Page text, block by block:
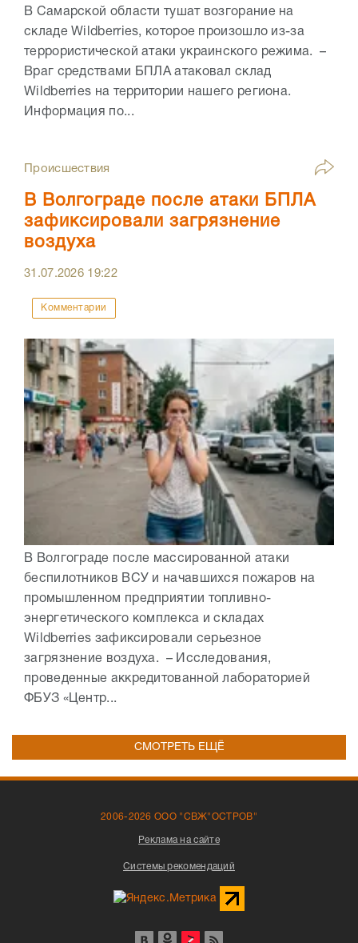
В Самарской области тушат возгорание на
складе Wildberries, которое произошло из-за
террористической атаки украинского режима. –
Враг средствами БПЛА атаковал склад
Wildberries на территории нашего региона.
Информация по...
Происшествия
В Волгограде после атаки БПЛА
зафиксировали загрязнение
воздуха
31.07.2026 19:22
Комментарии
В Волгограде после массированной атаки
беспилотников ВСУ и начавшихся пожаров на
промышленном предприятии топливно-
энергетического комплекса и складах
Wildberries зафиксировали серьезное
загрязнение воздуха. – Исследования,
проведенные аккредитованной лабораторией
ФБУЗ «Центр...
СМОТРЕТЬ ЕЩЁ
2006-2026 ООО "СВЖ"ОСТРОВ"
Реклама на сайте
Системы рекомендаций